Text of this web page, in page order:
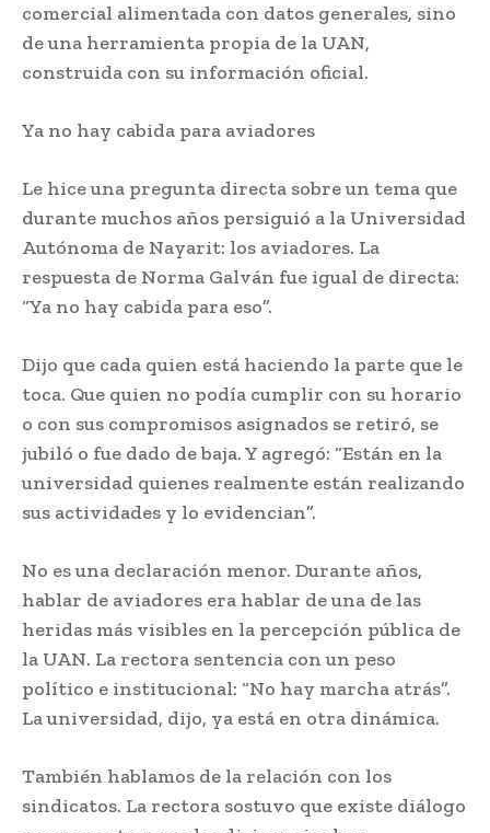
comercial alimentada con datos generales, sino
de una herramienta propia de la UAN,
construida con su información oficial.
Ya no hay cabida para aviadores
Le hice una pregunta directa sobre un tema que
durante muchos años persiguió a la Universidad
Autónoma de Nayarit: los aviadores. La
respuesta de Norma Galván fue igual de directa:
“Ya no hay cabida para eso”.
Dijo que cada quien está haciendo la parte que le
toca. Que quien no podía cumplir con su horario
o con sus compromisos asignados se retiró, se
jubiló o fue dado de baja. Y agregó: “Están en la
universidad quienes realmente están realizando
sus actividades y lo evidencian”.
No es una declaración menor. Durante años,
hablar de aviadores era hablar de una de las
heridas más visibles en la percepción pública de
la UAN. La rectora sentencia con un peso
político e institucional: “No hay marcha atrás”.
La universidad, dijo, ya está en otra dinámica.
También hablamos de la relación con los
sindicatos. La rectora sostuvo que existe diálogo